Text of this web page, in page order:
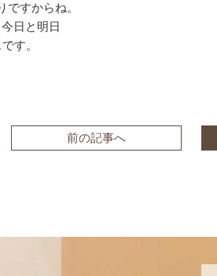
すからね。
日と明日
す。
前の記事へ